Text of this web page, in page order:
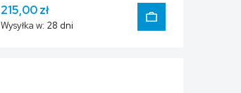
215,00 zł
Wysyłka w: 28 dni